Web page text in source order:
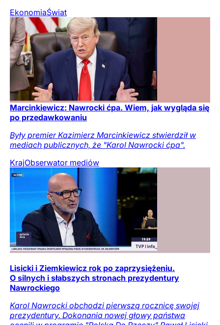
EkonomiaŚwiat
Marcinkiewicz: Nawrocki ćpa. Wiem, jak wygląda się
po przedawkowaniu
Były premier Kazimierz Marcinkiewicz stwierdził w
mediach publicznych, że "Karol Nawrocki ćpa".
KrajObserwator mediów
Lisicki i Ziemkiewicz rok po zaprzysiężeniu.
O silnych i słabszych stronach prezydentury
Nawrockiego
Karol Nawrocki obchodzi pierwszą rocznicę swojej
prezydentury. Dokonania nowej głowy państwa